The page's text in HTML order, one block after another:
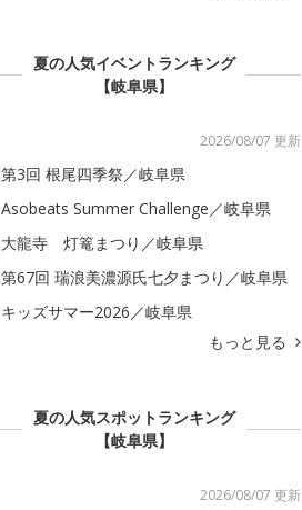
夏の人気イベントランキング
【岐阜県】
2026/08/07 更新
第3回 根尾四季祭／岐阜県
Asobeats Summer Challenge／岐阜県
大龍寺 灯篭まつり／岐阜県
第67回 瑞浪美濃源氏七夕まつり／岐阜県
キッズサマー2026／岐阜県
もっと見る
夏の人気スポットランキング
【岐阜県】
2026/08/07 更新